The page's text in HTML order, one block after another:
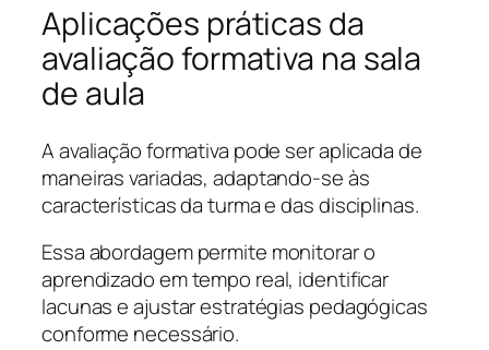
Aplicações práticas da
avaliação formativa na sala
de aula
A avaliação formativa pode ser aplicada de
maneiras variadas, adaptando-se às
características da turma e das disciplinas.
Essa abordagem permite monitorar o
aprendizado em tempo real, identificar
lacunas e ajustar estratégias pedagógicas
conforme necessário.